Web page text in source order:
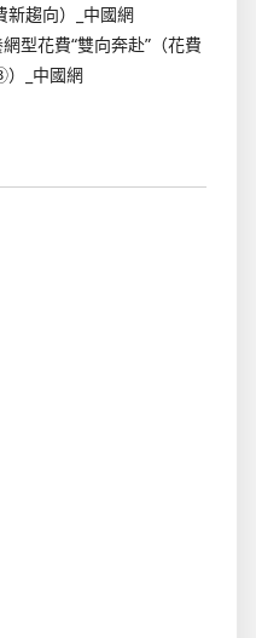
新趨向）_中國網
型花費“雙向奔赴”（花費
）_中國網